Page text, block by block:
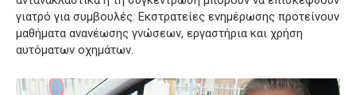
γιατρό για συμβουλές. Εκστρατείες ενημέρωσης προτείνουν
μαθήματα ανανέωσης γνώσεων, εργαστήρια και χρήση
αυτόματων οχημάτων.